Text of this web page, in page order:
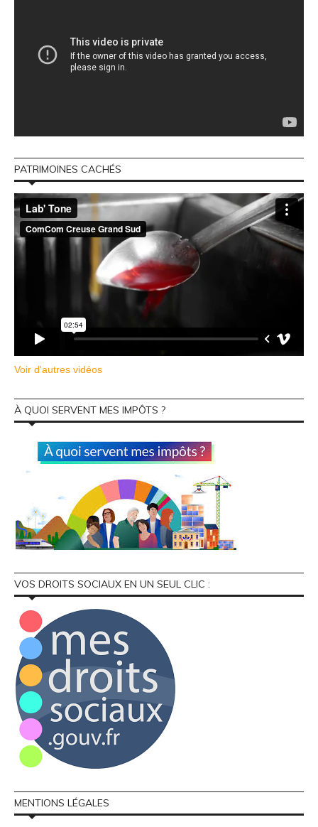
PATRIMOINES CACHÉS
Voir d'autres vidéos
À QUOI SERVENT MES IMPÔTS ?
VOS DROITS SOCIAUX EN UN SEUL CLIC :
MENTIONS LÉGALES